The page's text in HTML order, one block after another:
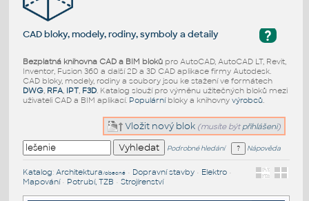
?
CAD bloky, modely, rodiny, symboly a detaily
Bezplatná knihovna CAD a BIM blokůpro AutoCAD, AutoCAD LT, Revit,
Inventor, Fusion 360 a další 2D a 3D CAD aplikace firmy Autodesk.
CAD bloky, modely, rodiny a soubory jsou ke stažení ve formátech
DWG, RFA, IPT, F3D. Katalog slouží pro výměnu užitečných bloků mezi
uživateli CAD a BIM aplikací. Populárníbloky a knihovny výrobců.
Vložit nový blok (musíte být přihlášeni)
Podrobné hledání Nápověda
Katalog: Architektura/obecné• Dopravní stavby• Elektro•
Mapování• Potrubí, TZB • Strojírenství